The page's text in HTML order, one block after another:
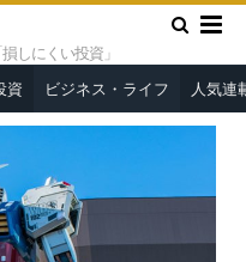
しにくい投資」
資 ビジネス・ライフ 人気連
を感動させた「日本語」のすご
貴明